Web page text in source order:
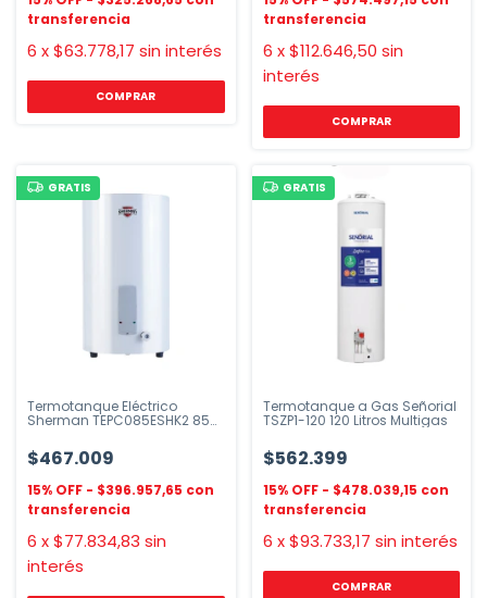
6 x$63.778,17 sin interés
COMPRAR
6 x$112.646,50 sin
interés
COMPRAR
GRATIS
Termotanque Eléctrico
Sherman TEPC085ESHK2 85
$467.009
$396.957,65
6 x$77.834,83 sin
interés
GRATIS
Termotanque a Gas Señorial
TSZP1-120 120 Litros Multigas
$562.399
$478.039,15
6 x$93.733,17 sin interés
COMPRAR